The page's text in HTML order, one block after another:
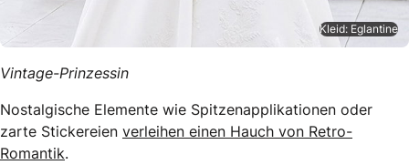
Kleid: Eglantine
Vintage-Prinzessin
Nostalgische Elemente wie Spitzenapplikationen oder
zarte Stickereien verleihen einen Hauch von Retro-
Romantik.